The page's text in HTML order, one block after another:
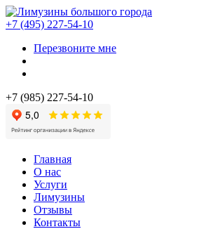
+7 (495) 227-54-10
Перезвоните мне
+7 (985) 227-54-10
Главная
О нас
Услуги
Лимузины
Отзывы
Контакты